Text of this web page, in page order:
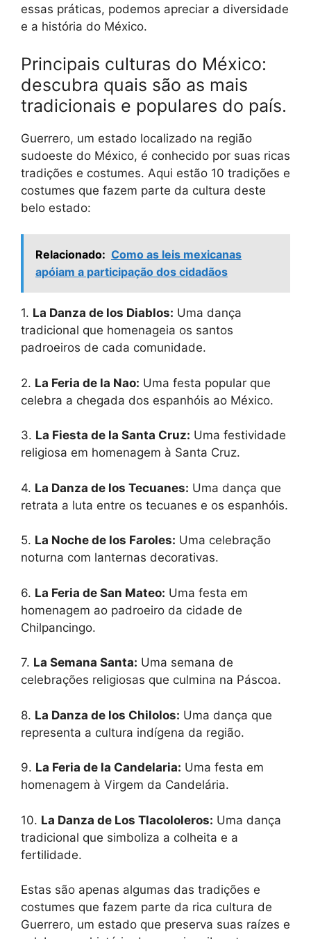
essas práticas, podemos apreciar a diversidade
e a história do México.
Principais culturas do México:
descubra quais são as mais
tradicionais e populares do país.
Guerrero, um estado localizado na região
sudoeste do México, é conhecido por suas ricas
tradições e costumes. Aqui estão 10 tradições e
costumes que fazem parte da cultura deste
belo estado:
Relacionado: Como as leis mexicanas
apóiam a participação dos cidadãos
1. La Danza de los Diablos: Uma dança
tradicional que homenageia os santos
padroeiros de cada comunidade.
2. La Feria de la Nao: Uma festa popular que
celebra a chegada dos espanhóis ao México.
3. La Fiesta de la Santa Cruz: Uma festividade
religiosa em homenagem à Santa Cruz.
4. La Danza de los Tecuanes: Uma dança que
retrata a luta entre os tecuanes e os espanhóis.
5. La Noche de los Faroles: Uma celebração
noturna com lanternas decorativas.
6. La Feria de San Mateo: Uma festa em
homenagem ao padroeiro da cidade de
Chilpancingo.
7. La Semana Santa: Uma semana de
celebrações religiosas que culmina na Páscoa.
8. La Danza de los Chilolos: Uma dança que
representa a cultura indígena da região.
9. La Feria de la Candelaria: Uma festa em
homenagem à Virgem da Candelária.
10. La Danza de Los Tlacololeros: Uma dança
tradicional que simboliza a colheita e a
fertilidade.
Estas são apenas algumas das tradições e
costumes que fazem parte da rica cultura de
Guerrero, um estado que preserva suas raízes e